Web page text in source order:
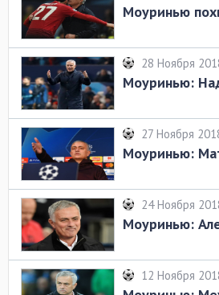
Моуринью
28 Ноября
Моуринью:
27 Ноября
Моуринью:
24 Ноября
Моуринью:
12 Ноября